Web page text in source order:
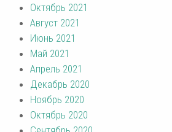
Октябрь 2021
Август 2021
Июнь 2021
Май 2021
Апрель 2021
Декабрь 2020
Ноябрь 2020
Октябрь 2020